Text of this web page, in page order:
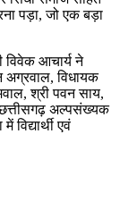
पड़ा, जो एक बड़ा
आचार्य ने
विधायक
श्री पवन साय,
छत्तीसगढ़ अल्पसंख्यक
एवं